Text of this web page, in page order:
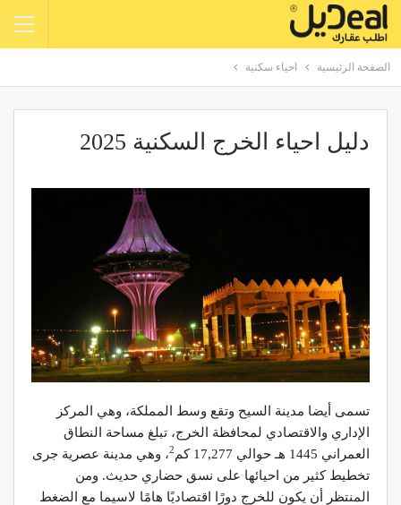
الصفحة الرئيسية احياء سكنية
دليل احياء الخرج السكنية 2025
تسمى أيضا مدينة السيح وتقع وسط المملكة، وهي المركز
الإداري والاقتصادي لمحافظة الخرج، تبلغ مساحة النطاق
العمراني 1445 هـ حوالي 17,277 كم
2، وهي مدينة عصرية جرى
تخطيط كثير من احيائها على نسق حضاري حديث. ومن
المنتظر أن يكون للخرج دورًا اقتصاديًا هامًا لاسيما مع الضغط